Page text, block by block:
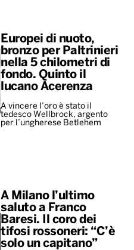
Europei di nuoto,
bronzo per Paltrinieri
nella 5 chilometri di
fondo. Quinto il
lucano Acerenza
A vincere l’oro è stato il
tedesco Wellbrock, argento
per l’ungherese Betlehem
A Milano l’ultimo
saluto a Franco
Baresi. Il coro dei
tifosi rossoneri: “C’è
solo un capitano”